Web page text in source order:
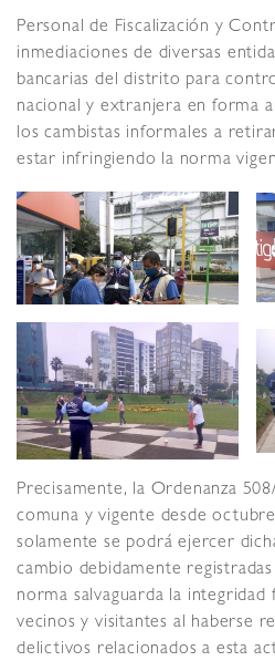
Personal de Fiscalización y
inmediaciones de diversas
bancarias del distrito para
nacional y extranjera en forma
los cambistas informales a
estar infringiendo la norma
Precisamente, la Ordenanza
comuna y vigente desde
solamente se podrá ejercer
cambio debidamente
norma salvaguarda la integridad
vecinos y visitantes al haberse
delictivos relacionados a esta